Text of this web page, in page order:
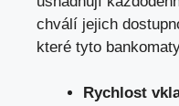
chválí jejich
které tyto
Rychlost